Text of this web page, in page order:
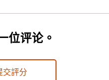
位评论。
交評分